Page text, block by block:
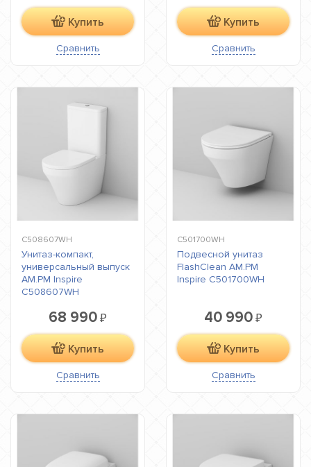
Купить
Сравнить
Купить
Сравнить
C508607WH
Унитаз-компакт,
универсальный выпуск
AM.PM Inspire
C508607WH
68 990 ₽
Купить
Сравнить
C501700WH
Подвесной унитаз
FlashClean AM.PM
Inspire C501700WH
40 990 ₽
Купить
Сравнить